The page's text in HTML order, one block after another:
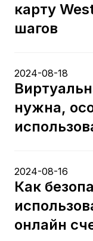
карту
шагов
2024-08-18
нужна,
2024-08-16
Как
онлайн